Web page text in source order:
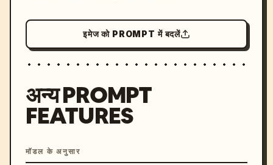
इमेज को PROMPT में बदलें
अन्य PROMPT
FEATURES
मॉडल के अनुसार